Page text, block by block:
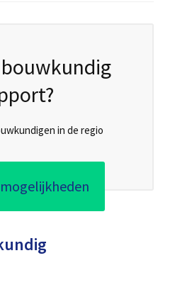
in de regio